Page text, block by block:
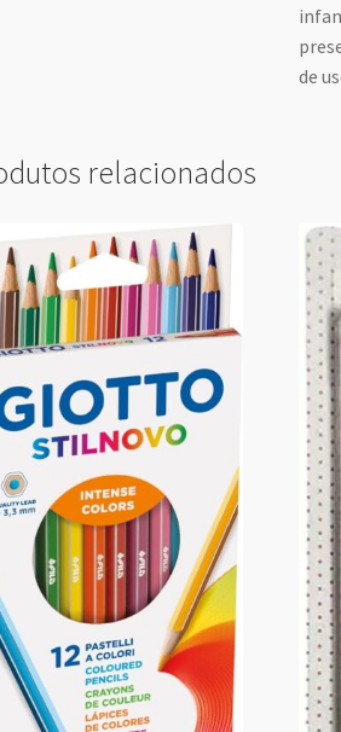
de
relacionados